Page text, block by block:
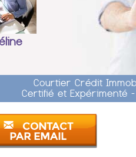
Courtier Crédit
Certifié et Expérimenté
CONTACT
PAR EMAIL